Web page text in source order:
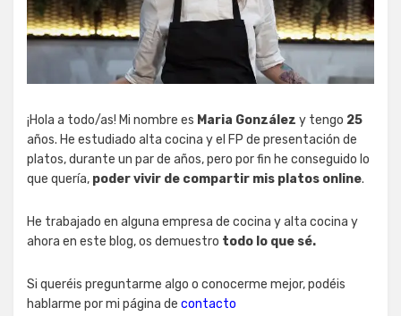
¡Hola a todo/as! Mi nombre es Maria González y tengo 25
años. He estudiado alta cocina y el FP de presentación de
platos, durante un par de años, pero por fin he conseguido lo
que quería, poder vivir de compartir mis platos online.
He trabajado en alguna empresa de cocina y alta cocina y
ahora en este blog, os demuestro todo lo que sé.
Si queréis preguntarme algo o conocerme mejor, podéis
hablarme por mi página de contacto